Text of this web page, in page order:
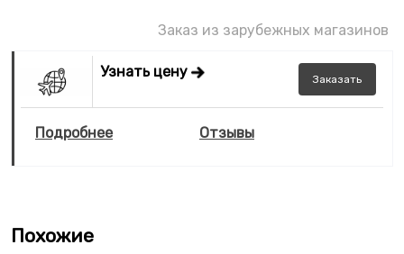
Заказ из зарубежных магазинов
Узнать цену Заказать
Подробнее Отзывы
Похожие